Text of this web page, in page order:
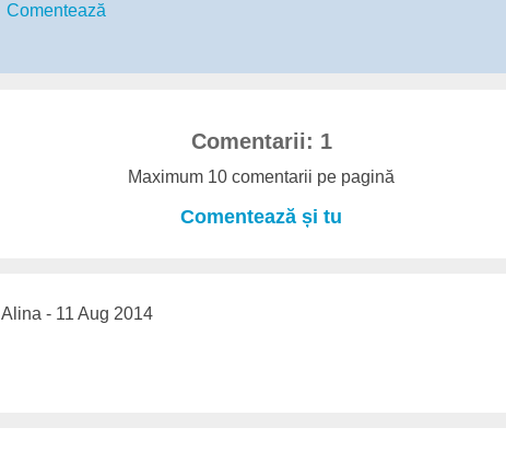
Comentează
Comentarii: 1
Maximum 10 comentarii pe pagină
Comentează și tu
Alina - 11 Aug 2014